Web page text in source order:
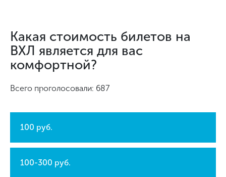
Какая стоимость билетов на
ВХЛ является для вас
комфортной?
Всего проголосовали: 687
100 руб.
100-300 руб.